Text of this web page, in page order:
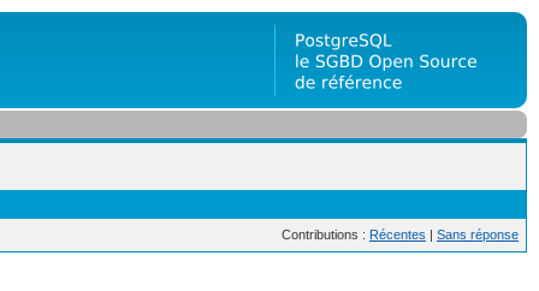
Contributions : Récentes | Sans réponse